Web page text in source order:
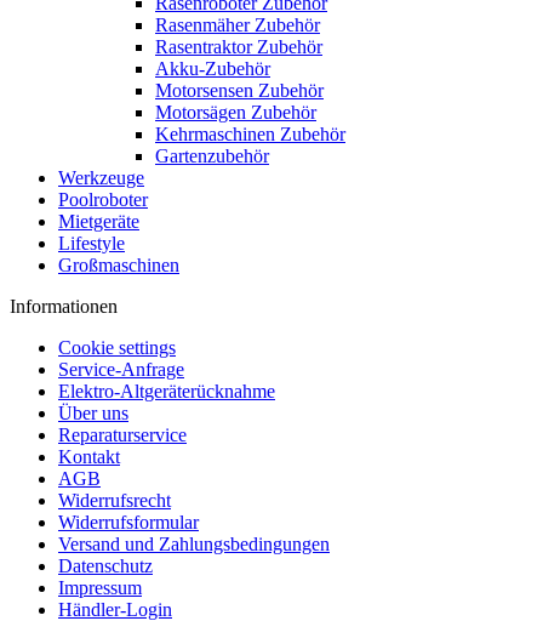
Rasenmäher Zubehör
Rasentraktor Zubehör
Akku-Zubehör
Motorsensen Zubehör
Motorsägen Zubehör
Kehrmaschinen Zubehör
Gartenzubehör
Werkzeuge
Poolroboter
Mietgeräte
Lifestyle
Großmaschinen
Informationen
Cookie settings
Service-Anfrage
Elektro-Altgeräterücknahme
Über uns
Reparaturservice
Kontakt
AGB
Widerrufsrecht
Widerrufsformular
Versand und Zahlungsbedingungen
Datenschutz
Impressum
Händler-Login